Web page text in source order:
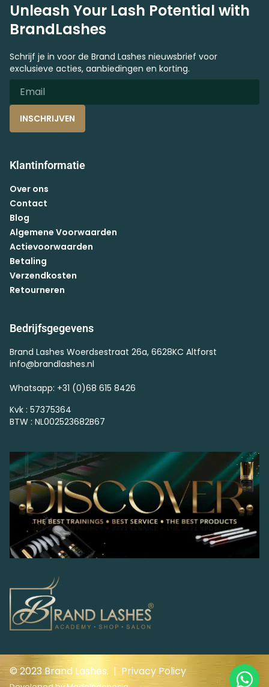
Unleash Your Lash Potential with
BrandLashes
Schrijf je in voor de Brand Lashes nieuwsbrief voor
exclusieve acties, aanbiedingen en korting.
INSCHRIJVEN
Klantinformatie
Over ons
Contact
Blog
Algemene Voorwaarden
Actievoorwaarden
Betaling
Verzendkosten
Retourneren
Bedrijfsgegevens
Brand Lashes Woerdsestraat 26a, 6628KC Altforst
info@brandlashes.nl
Whatsapp: +31 (0)68 615 8426
Kvk : 57375364
BTW : NL002523682B67
© 2023 Brand Lashes. | Privacy Policy